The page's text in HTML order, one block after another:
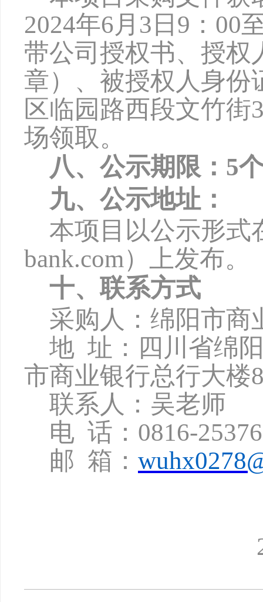
2024年6月3日9：00
带公司授权书、授权
章）、被授权人身份
区临园路西段文竹
场领取。
八、公示期限： 5
九、公示地址：
本项目以公示形式
bank.com）上发布。
十、联系方式
采购人：绵阳市商
地 址：四川省绵
市商业银行总行大楼
联系人：吴老师
电 话： 0816-
邮 箱：
2024年